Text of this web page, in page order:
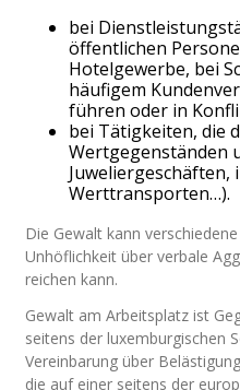
bei
öffentlichen
Hotelgewerbe, bei
häufigem
führen oder in
bei Tätigkeiten, die
Wertgegenständen
Juweliergeschäften,
Werttransporten…).
Die Gewalt kann
Unhöflichkeit über verbale
reichen kann.
Gewalt am Arbeitsplatz ist
seitens der luxemburgischen
Vereinbarung über
die auf einer seitens der